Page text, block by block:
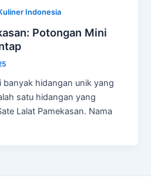
Indonesia
Potongan Mini
banyak hidangan unik yang
satu hidangan yang
Lalat Pamekasan. Nama